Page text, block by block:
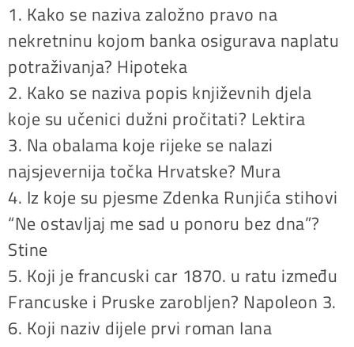
1. Kako se naziva založno pravo na
nekretninu kojom banka osigurava naplatu
potraživanja? Hipoteka
2. Kako se naziva popis književnih djela
koje su učenici dužni pročitati? Lektira
3. Na obalama koje rijeke se nalazi
najsjevernija točka Hrvatske? Mura
4. Iz koje su pjesme Zdenka Runjića stihovi
“Ne ostavljaj me sad u ponoru bez dna”?
Stine
5. Koji je francuski car 1870. u ratu između
Francuske i Pruske zarobljen? Napoleon 3.
6. Koji naziv dijele prvi roman Iana